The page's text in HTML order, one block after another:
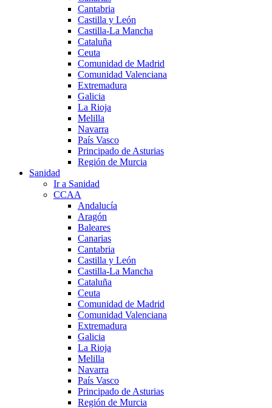
Cantabria
Castilla y León
Castilla-La Mancha
Cataluña
Ceuta
Comunidad de Madrid
Comunidad Valenciana
Extremadura
Galicia
La Rioja
Melilla
Navarra
País Vasco
Principado de Asturias
Región de Murcia
Sanidad
Ir a Sanidad
CCAA
Andalucía
Aragón
Baleares
Canarias
Cantabria
Castilla y León
Castilla-La Mancha
Cataluña
Ceuta
Comunidad de Madrid
Comunidad Valenciana
Extremadura
Galicia
La Rioja
Melilla
Navarra
País Vasco
Principado de Asturias
Región de Murcia